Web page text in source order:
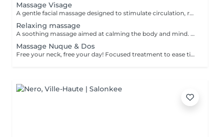
Massage Visage
A gentle facial massage designed to stimulate circulation, relax facial tension and enhance the natural glow of the skin. The treatment can help the face look fresher, more rested and more radiant. Result: relaxed facial features, improved skin freshness and a healthy glow. Recommended frequency: once a week or every 2 weeks.
Relaxing massage
A soothing massage aimed at calming the body and mind. Gentle, flowing movements help reduce stress, ease muscular tension and create a deep sense of relaxation. Result: improved well-being, reduced stress and a peaceful, rebalanced feeling. Recommended frequency: once a week or as often as needed for relaxation.
Massage Nuque & Dos
Free your neck, free your day! Focused treatment to ease tightness, tension headaches, and stiffness in the neck and shoulders. You work in the office, spending long hours at a desk or looking at screens. THIS MASSAGE IS FOR YOU! Restores movement and reduces pain.